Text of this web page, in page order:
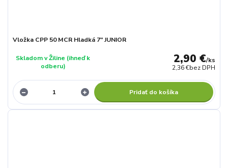
Vložka CPP 50 MCR Hladká 7" JUNIOR
2,90 €/ks
2,36 €bez DPH
Skladom v Žiline (ihneď k
odberu)
Pridať do košíka